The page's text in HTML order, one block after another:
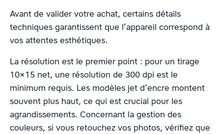
Avant de valider votre achat, certains détails
techniques garantissent que l’appareil correspond à
vos attentes esthétiques.
La résolution est le premier point : pour un tirage
10×15 net, une résolution de 300 dpi est le
minimum requis. Les modèles jet d’encre montent
souvent plus haut, ce qui est crucial pour les
agrandissements. Concernant la gestion des
couleurs, si vous retouchez vos photos, vérifiez que